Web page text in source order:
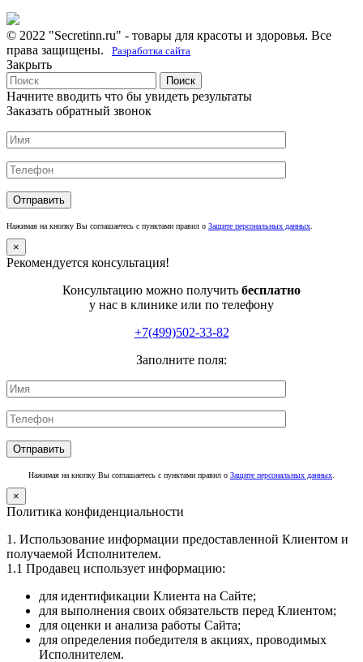
© 2022 "Secretinn.ru" - товары для красоты и здоровья. Все
права защищены.
Разработка сайта
Закрыть
Поиск
Начните вводить что бы увидеть результаты
Заказать обратный звонок
Нажимая на кнопку Вы соглашаетесь с пунктами правил о Защите персональных данных
×
Рекомендуется консультация!
Консультацию можно получить бесплатно
у нас в клинике или по телефону
+7(499)502-33-82
Заполните поля:
Нажимая на кнопку Вы соглашаетесь с пунктами правил о Защите персональных данных
×
Политика конфиденциальности
1. Использование информации предоставленной Клиентом и
получаемой Исполнителем.
1.1 Продавец использует информацию:
для идентификации Клиента на Сайте;
для выполнения своих обязательств перед Клиентом;
для оценки и анализа работы Сайта;
для определения победителя в акциях, проводимых
Исполнителем.